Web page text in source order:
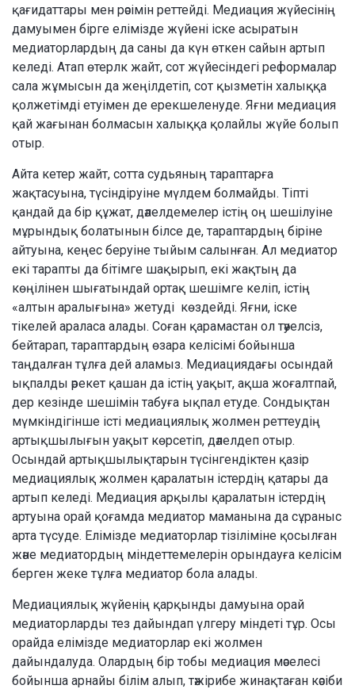
қағидаттары мен рәсімін реттейді. Медиация жүйесінің
дамуымен бірге елімізде жүйені іске асыратын
медиаторлардың да саны да күн өткен сайын артып
келеді. Атап өтерлк жайт, сот жүйесіндегі реформалар
сала жұмысын да жеңілдетіп, сот қызметін халыққа
қолжетімді етуімен де ерекшеленуде. Яғни медиация
қай жағынан болмасын халыққа қолайлы жүйе болып
отыр.
Айта кетер жайт, сотта судьяның тараптарға
жақтасуына, түсіндіруіне мүлдем болмайды. Тіпті
қандай да бір құжат, дәлелдемелер істің оң шешілуіне
мұрындық болатынын білсе де, тараптардың біріне
айтуына, кеңес беруіне тыйым салынған. Ал медиатор
екі тарапты да бітімге шақырып, екі жақтың да
көңілінен шығатындай ортақ шешімге келіп, істің
«алтын аралығына» жетуді көздейді. Яғни, іске
тікелей араласа алады. Соған қарамастан ол тәуелсіз,
бейтарап, тараптардың өзара келісімі бойынша
таңдалған тұлға дей аламыз. Медиациядағы осындай
ықпалды әрекет қашан да істің уақыт, ақша жоғалтпай,
дер кезінде шешімін табуға ықпал етуде. Сондықтан
мүмкіндігінше істі медиациялық жолмен реттеудің
артықшылығын уақыт көрсетіп, дәлелдеп отыр.
Осындай артықшылықтарын түсінгендіктен қазір
медиациялық жолмен қаралатын істердің қатары да
артып келеді. Медиация арқылы қаралатын істердің
артуына орай қоғамда медиатор маманына да сұраныс
арта түсуде. Елімізде медиаторлар тізіліміне қосылған
және медиатордың міндеттемелерін орындауға келісім
берген жеке тұлға медиатор бола алады.
Медиациялық жүйенің қарқынды дамуына орай
медиаторларды тез дайындап үлгеру міндеті тұр. Осы
орайда елімізде медиаторлар екі жолмен
дайындалуда. Олардың бір тобы медиация мәселесі
бойынша арнайы білім алып, тәжірибе жинақтаған кәсіби